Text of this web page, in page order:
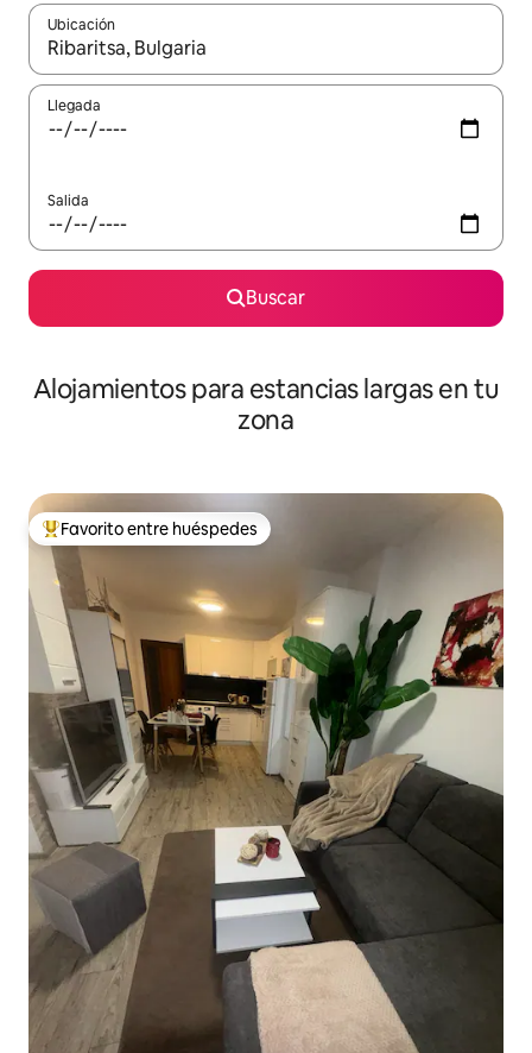
Ubicación
Cuando los resultados estén disponibles, podrás navegar
Llegada
Salida
Buscar
Alojamientos para estancias largas en tu
zona
De los mejores en Favorito entre huéspedes
Favorito entre huéspedes